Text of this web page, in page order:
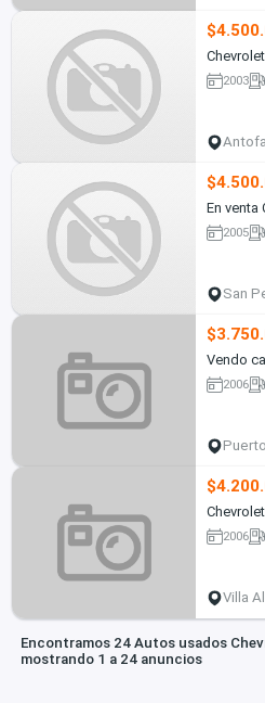
2003
En venta
2005
San
Vendo
2006
2006
Villa
Encontramos 24 Autos usados
mostrando 1 a 24 anuncios